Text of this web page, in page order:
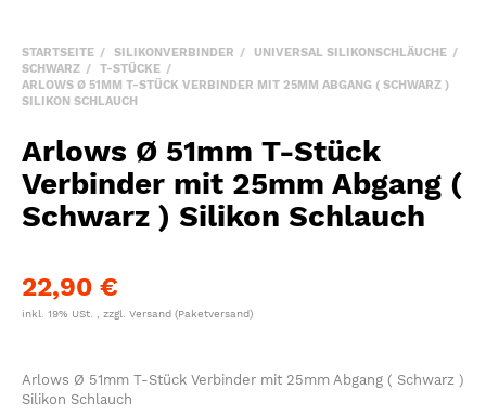
STARTSEITE SILIKONVERBINDER
UNIVERSAL SILIKONSCHLÄUCHE
SCHWARZ
T-STÜCKE
ARLOWS Ø 51MM T-STÜCK VERBINDER MIT 25MM ABGANG ( SCHWARZ )
SILIKON SCHLAUCH
Arlows Ø 51mm T-Stück
Verbinder mit 25mm Abgang (
Schwarz ) Silikon Schlauch
22,90 €
inkl. 19% USt. , zzgl. Versand (Paketversand)
Arlows Ø 51mm T-Stück Verbinder mit 25mm Abgang ( Schwarz )
Silikon Schlauch